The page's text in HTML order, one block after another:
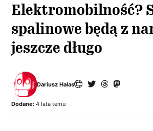
Elektromobilność?
spalinowe będą z
jeszcze długo
Dariusz Hałas
Dodane: 4 lata temu